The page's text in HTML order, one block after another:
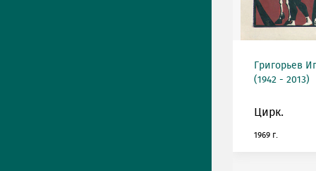
Григорьев
(1942 - 2013)
Цирк.
1969 г.